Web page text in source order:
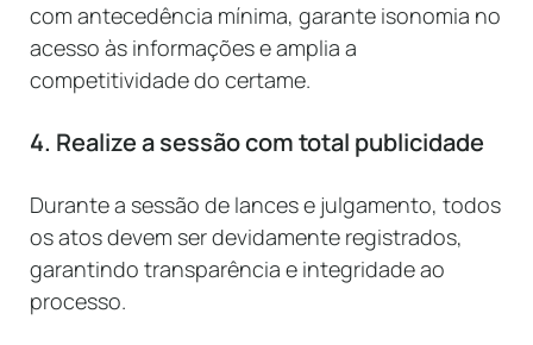
com antecedência mínima, garante isonomia no
acesso às informações e amplia a
competitividade do certame.
4. Realize a sessão com total publicidade
Durante a sessão de lances e julgamento, todos
os atos devem ser devidamente registrados,
garantindo transparência e integridade ao
processo.